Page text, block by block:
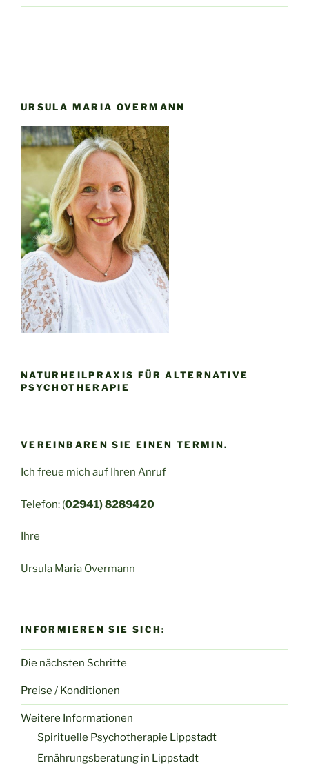
URSULA MARIA OVERMANN
NATURHEILPRAXIS FÜR ALTERNATIVE
PSYCHOTHERAPIE
VEREINBAREN SIE EINEN TERMIN.
Ich freue mich auf Ihren Anruf
Telefon: (02941) 8289420
Ihre
Ursula Maria Overmann
INFORMIEREN SIE SICH:
Die nächsten Schritte
Preise / Konditionen
Weitere Informationen
Spirituelle Psychotherapie Lippstadt
Ernährungsberatung in Lippstadt